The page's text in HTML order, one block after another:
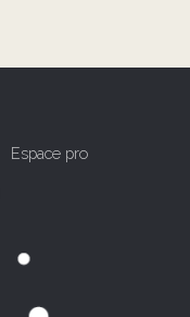
Espace pro